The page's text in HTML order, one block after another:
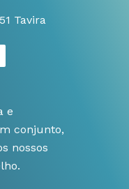
Tavira
e
conjunto,
nossos